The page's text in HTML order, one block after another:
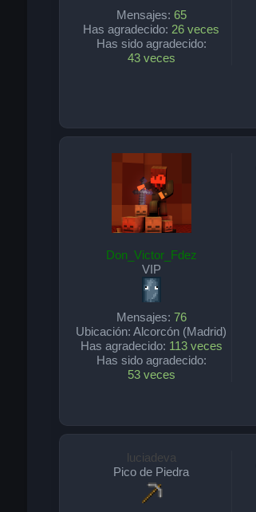
Mensajes: 65
Has agradecido: 26 veces
Has sido agradecido:
43 veces
Don_Victor_Fdez
VIP
Mensajes: 76
Ubicación: Alcorcón (Madrid)
Has agradecido: 113 veces
Has sido agradecido:
53 veces
luciadeva
Pico de Piedra